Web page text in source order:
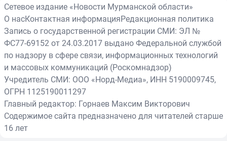
Сетевое издание «Новости Мурманской области»
О насКонтактная информацияРедакционная политика
Запись о государственной регистрации СМИ: ЭЛ №
ФС77-69152 от 24.03.2017 выдано Федеральной службой
по надзору в сфере связи, информационных технологий
и массовых коммуникаций (Роскомнадзор)
Учредитель СМИ: ООО «Норд-Медиа», ИНН 5190009745,
ОГРН 1125190011297
Главный редактор: Горнаев Максим Викторович
Содержимое сайта предназначено для читателей старше
16 лет